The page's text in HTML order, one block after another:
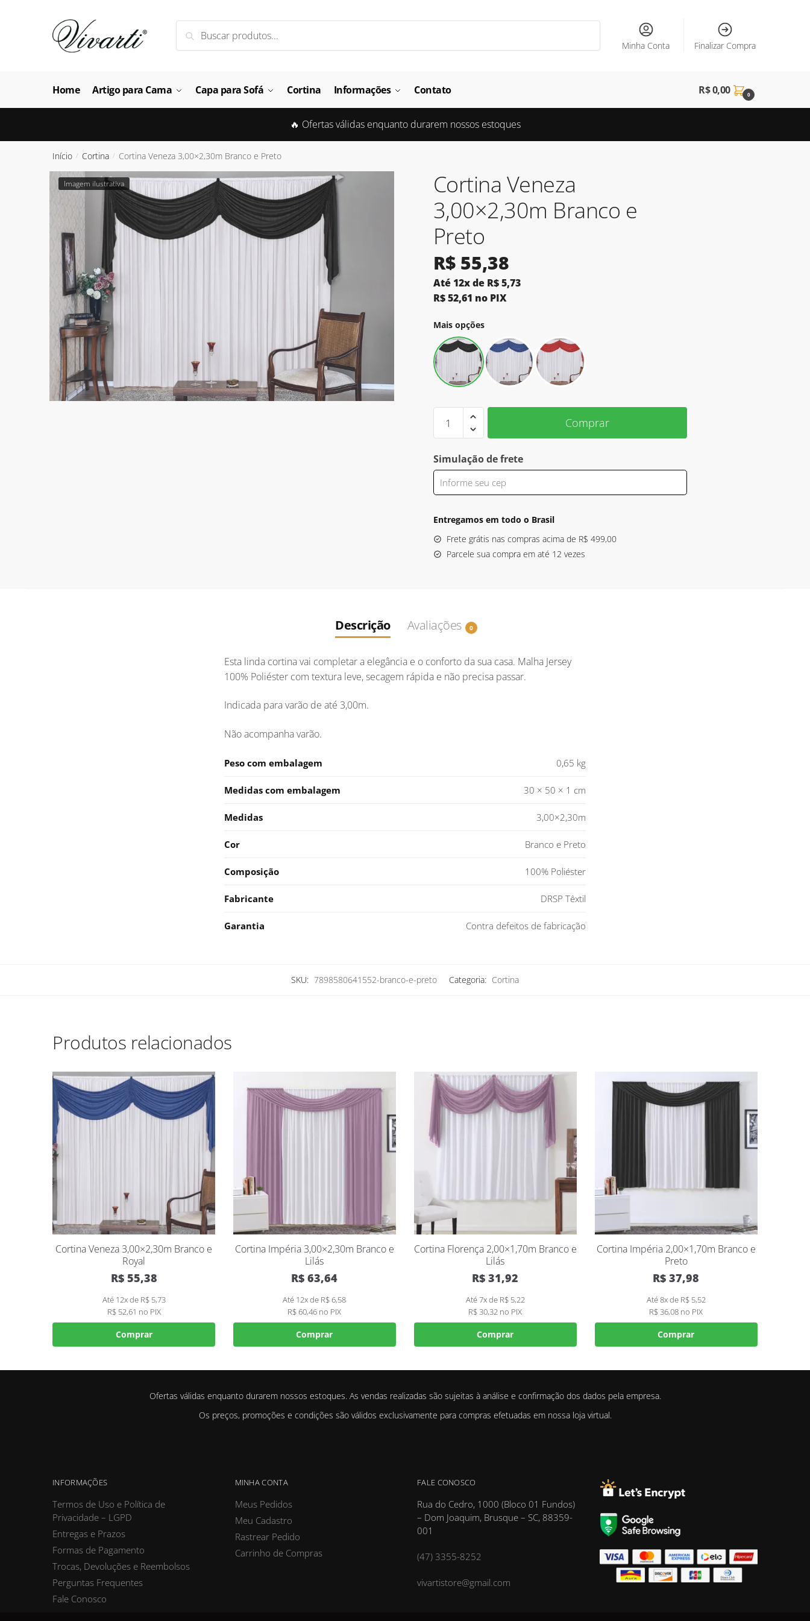
por:
Pesquisar
Minha Conta Finalizar Compra
Home Artigo para Cama Capa para Sofá Cortina Informações Contato R$0,00 0
🔥 Ofertas válidas enquanto durarem nossos estoques
Início / Cortina / Cortina Veneza 3,00×2,30m Branco e Preto
Imagem ilustrativa
Cortina Veneza
3,00×2,30m Branco e
Preto
R$55,38
Até 12x de R$5,73
R$52,61 no PIX
Mais opções
Veneza
Branco
e
Preto
Comprar
Simulação de frete
Entregamos em todo o Brasil
Frete grátis nas compras acima de R$ 499,00
Parcele sua compra em até 12 vezes
Descrição Avaliações 0
Esta linda cortina vai completar a elegância e o conforto da sua casa. Malha Jersey
100% Poliéster com textura leve, secagem rápida e não precisa passar.
Indicada para varão de até 3,00m.
Não acompanha varão.
Peso com embalagem 0,65 kg
Medidas com embalagem 30 × 50 × 1 cm
Medidas 3,00×2,30m
Cor Branco e Preto
Composição 100% Poliéster
Fabricante DRSP Têxtil
Garantia Contra defeitos de fabricação
SKU: 7898580641552-branco-e-preto Categoria: Cortina
Produtos relacionados
Cortina Veneza 3,00×2,30m Branco e
Royal
R$55,38
Até 12x de R$5,73
R$52,61 no PIX
Comprar
Cortina Impéria 3,00×2,30m Branco e
Lilás
R$ 63,64
Até 12x de R$6,58
R$60,46 no PIX
Comprar
Cortina Florença 2,00×1,70m Branco e
Lilás
R$ 31,92
Até 7x de R$5,22
R$ 30,32 no PIX
Comprar
Cortina Impéria 2,00×1,70m Branco e
Preto
R$ 37,98
Até 8x de R$5,52
R$ 36,08 no PIX
Comprar
Ofertas válidas enquanto durarem nossos estoques. As vendas realizadas são sujeitas à análise e confirmação dos dados pela empresa.
Os preços, promoções e condições são válidos exclusivamente para compras efetuadas em nossa loja virtual.
INFORMAÇÕES
Termos de Uso e Política de
Privacidade – LGPD
Entregas e Prazos
Formas de Pagamento
Trocas, Devoluções e Reembolsos
Perguntas Frequentes
Fale Conosco
MINHA CONTA
Meus Pedidos
Meu Cadastro
Rastrear Pedido
Carrinho de Compras
FALE CONOSCO
Rua do Cedro, 1000 (Bloco 01 Fundos)
– Dom Joaquim, Brusque – SC, 88359-
001
(47) 3355-8252
vivartistore@gmail.com